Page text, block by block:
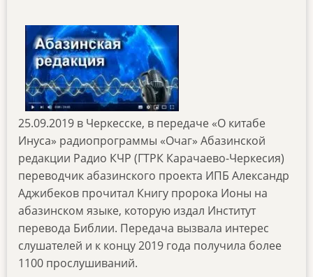
25.09.2019 в Черкесске, в передаче «О китабе
Инуса» радиопрограммы «Очаг» Абазинской
редакции Радио КЧР (ГТРК Карачаево-Черкесия)
переводчик абазинского проекта ИПБ Александр
Аджибеков прочитал Книгу пророка Ионы на
абазинском языке, которую издал Институт
перевода Библии. Передача вызвала интерес
слушателей и к концу 2019 года получила более
1100 прослушиваний.